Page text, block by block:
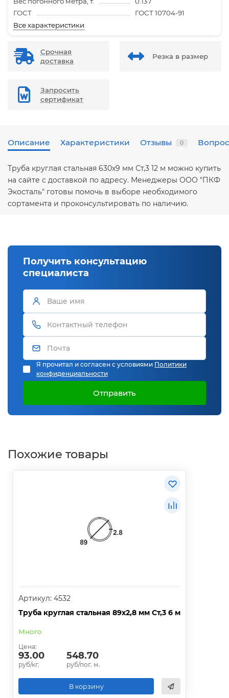
ГОСТ
ГОСТ 10704-91
Все характеристики
Срочная
доставка
Резка в размер
Запросить
сертификат
Описание Характеристики Отзывы 0
Труба круглая стальная 630х9 мм Ст,3 12 м можно купить
на сайте с доставкой по адресу. Менеджеры ООО "ПКФ
Экосталь" готовы помочь в выборе необходимого
сортамента и проконсультировать по наличию.
Получить консультацию
специалиста
Я прочитал и согласен с условиями Политики
конфиденциальности
Отправить
Похожие товары
Артикул: 4532
Труба круглая стальная 89х2,8 мм Ст,3 6 м
Много
Цена:
93.00
руб/кг.
548.70
руб/пог. м.
В корзину